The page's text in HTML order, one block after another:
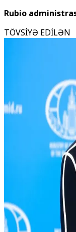
Rubio
TÖVSİYƏ EDİLƏN